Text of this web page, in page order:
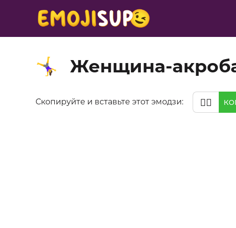
🤸‍♀️ Женщина-
Скопируйте и вставьте этот эмодзи: 🤸‍♀️